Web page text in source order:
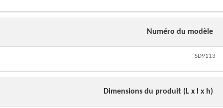
Numéro du modèle
SD9113
Dimensions du produit (L x l x h)